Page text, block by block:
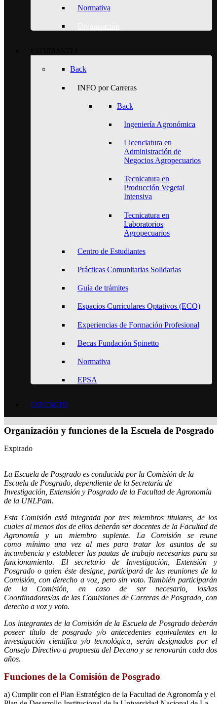
Normativa
Back
INFO por Carreras
Back
Ingeniería Agronómica
Licenciatura en
Administración de
Negocios Agropecuarios
Tecnicatura en
Producción Vegetal
Intensiva
Tecnicatura en
Laboratorios
Agropecuarios
Centro de Estudiantes
Prácticas Comunitarias Solidarias
Guía de trámites
Espacios Curriculares Optativos (ECO)
Experiencias de Formación Profesional
Becas Fundación Spinetto
Normativa
EPSA
CONTACTO
Organización y funciones de la Escuela de Posgrado
Expirado
La Escuela de Posgrado es conducida por la Comisión de la
Escuela de Posgrado, dependiente de la Secretaría de
Investigación, Extensión y Posgrado de la Facultad de Agronomía
de la UNLPam.
Esta Comisión está integrada por tres miembros titulares, de los
cuales al menos dos de ellos deberán ser docentes de la Facultad de
Agronomía y un miembro suplente. La Comisión se reune
como mínimo una vez al mes para tratar los asuntos de su
incumbencia y establecer las pautas de trabajo necesarias para su
funcionamiento. El secretario de Investigación, Extensión y
Posgrado o quien éste designe, participará de las reuniones de la
Comisión, con derecho a voz, pero sin voto. También participarán
de la Comisión, en caso de ser necesario, los/las
Coordinadores/as de las Comisiones de Carreras de Posgrado, con
derecho a voz y voto.
Los integrantes de la Comisión de la Escuela de Posgrado deberán
poseer título de posgrado y/o antecedentes equivalentes en la
investigación científica y/o tecnológica, serán designados por el
Consejo Directivo a propuesta del Decano y se renovarán cada dos
años.
Funciones de la Comisión de Posgrado
a) Cumplir con el Plan Estratégico de la Facultad de Agronomía y el